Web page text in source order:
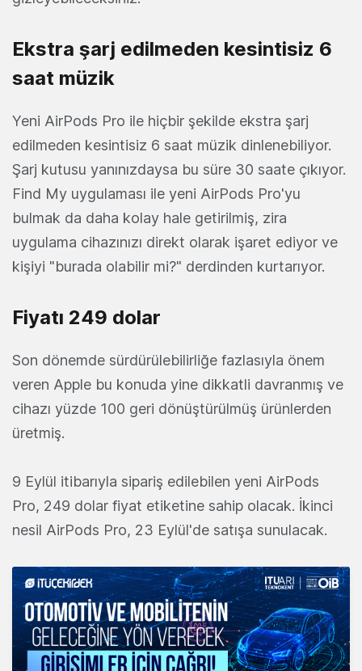
Ekstra şarj edilmeden kesintisiz 6
saat müzik
Yeni AirPods Pro ile hiçbir şekilde ekstra şarj
edilmeden kesintisiz 6 saat müzik dinlenebiliyor.
Şarj kutusu yanınızdaysa bu süre 30 saate çıkıyor.
Find My uygulaması ile yeni AirPods Pro'yu
bulmak da daha kolay hale getirilmiş, zira
uygulama cihazınızı direkt olarak işaret ediyor ve
kişiyi "burada olabilir mi?" derdinden kurtarıyor.
Fiyatı 249 dolar
Son dönemde sürdürülebilirliğe fazlasıyla önem
veren Apple bu konuda yine dikkatli davranmış ve
cihazı yüzde 100 geri dönüştürülmüş ürünlerden
üretmiş.
9 Eylül itibarıyla sipariş edilebilen yeni AirPods
Pro, 249 dolar fiyat etiketine sahip olacak. İkinci
nesil AirPods Pro, 23 Eylül'de satışa sunulacak.